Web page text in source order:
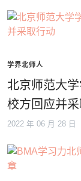
学界北师人
北京师范大
校方回应并
2022 年 06 月 28 日